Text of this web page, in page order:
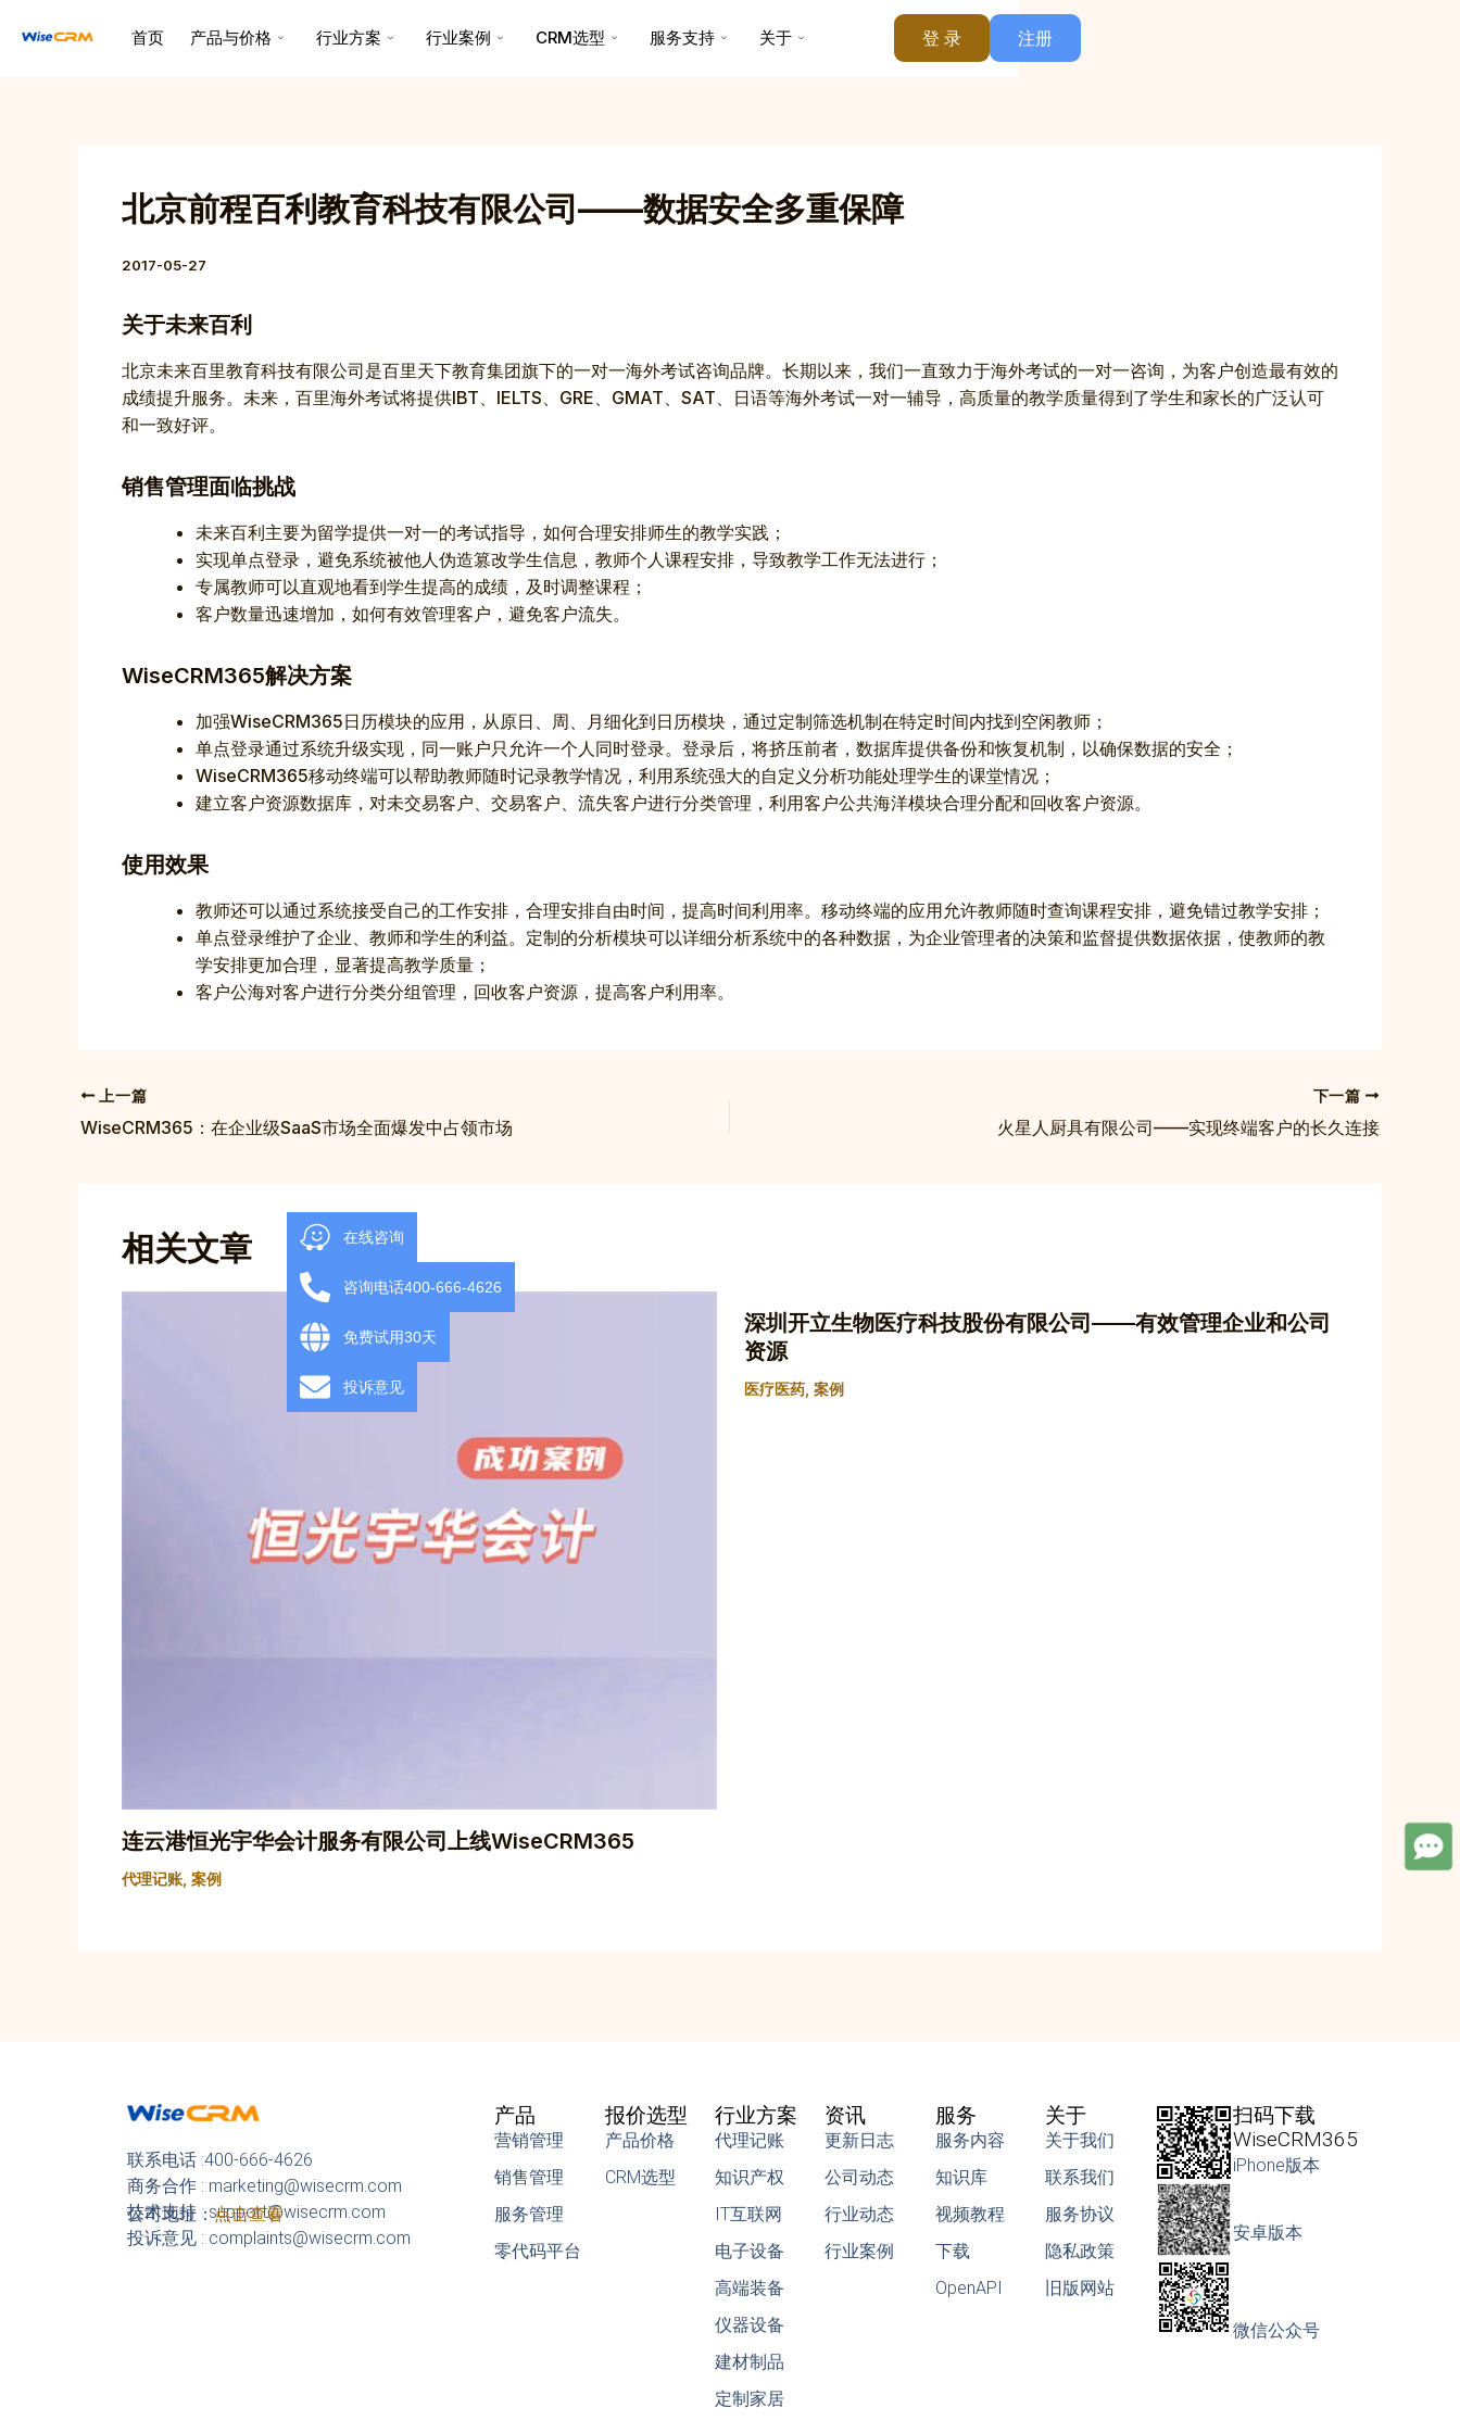
首页 产品与价格 行业方案 行业案例 CRM选型 服务支持 关于 注册
登 录
北京前程百利教育科技有限公司——数据安全多重保障
2017-05-27
关于未来百利
北京未来百里教育科技有限公司是百里天下教育集团旗下的一对一海外考试咨询品牌。长期以来，我们一直致力于海外考试的一对一咨询，为客户创造最有效的
成绩提升服务。未来，百里海外考试将提供IBT、IELTS、GRE、GMAT、SAT、日语等海外考试一对一辅导，高质量的教学质量得到了学生和家长的广泛认可
和一致好评。
销售管理面临挑战
未来百利主要为留学提供一对一的考试指导，如何合理安排师生的教学实践；
实现单点登录，避免系统被他人伪造篡改学生信息，教师个人课程安排，导致教学工作无法进行；
专属教师可以直观地看到学生提高的成绩，及时调整课程；
客户数量迅速增加，如何有效管理客户，避免客户流失。
WiseCRM365解决方案
加强WiseCRM365日历模块的应用，从原日、周、月细化到日历模块，通过定制筛选机制在特定时间内找到空闲教师；
单点登录通过系统升级实现，同一账户只允许一个人同时登录。登录后，将挤压前者，数据库提供备份和恢复机制，以确保数据的安全；
WiseCRM365移动终端可以帮助教师随时记录教学情况，利用系统强大的自定义分析功能处理学生的课堂情况；
建立客户资源数据库，对未交易客户、交易客户、流失客户进行分类管理，利用客户公共海洋模块合理分配和回收客户资源。
使用效果
教师还可以通过系统接受自己的工作安排，合理安排自由时间，提高时间利用率。移动终端的应用允许教师随时查询课程安排，避免错过教学安排；
单点登录维护了企业、教师和学生的利益。定制的分析模块可以详细分析系统中的各种数据，为企业管理者的决策和监督提供数据依据，使教师的教
学安排更加合理，显著提高教学质量；
客户公海对客户进行分类分组管理，回收客户资源，提高客户利用率。
navigation
上一篇
WiseCRM365：在企业级SaaS市场全面爆发中占领市场
下一篇
火星人厨具有限公司——实现终端客户的长久连接
相关文章
连云港恒光宇华会计服务有限公司上线WiseCRM365
代理记账 案例
深圳开立生物医疗科技股份有限公司——有效管理企业和公司
资源
医疗医药, 案例
联系电话 :400-666-4626
商务合作 : marketing@wisecrm.com
技术支持 : support@wisecrm.com
投诉意见 : complaints@wisecrm.com
公司地址：点击查看
产品
营销管理
销售管理
服务管理
零代码平台
报价选型
产品价格
CRM选型
行业方案
代理记账
知识产权
IT互联网
电子设备
高端装备
仪器设备
建材制品
定制家居
资讯
更新日志
公司动态
行业动态
行业案例
服务
服务内容
知识库
视频教程
下载
OpenAPI
关于
关于我们
联系我们
服务协议
隐私政策
旧版网站
扫码下载
WiseCRM365
iPhone版本
安卓版本
微信公众号
在线咨询
咨询电话400-666-4626
免费试用30天
投诉意见